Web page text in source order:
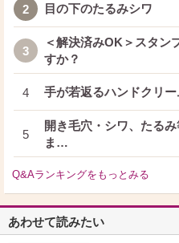
2 目の下のたるみシワ
3
＜解決済みOK＞スタン
すか？
4 手が若返るハンドクリー
5
開き毛穴・シワ、たる
ま…
Q&Aランキングをもっとみる
あわせて読みたい